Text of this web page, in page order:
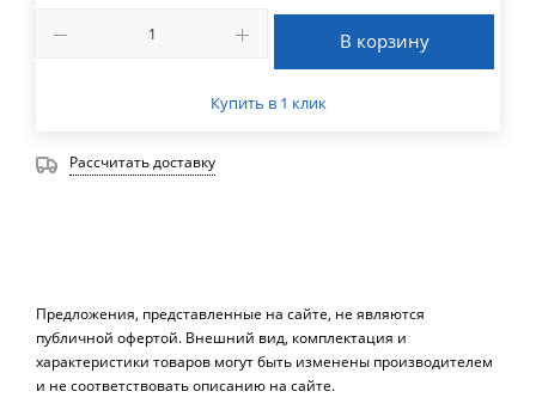
В корзину
Купить в 1 клик
Рассчитать доставку
Предложения, представленные на сайте, не являются
публичной офертой. Внешний вид, комплектация и
характеристики товаров могут быть изменены производителем
и не соответствовать описанию на сайте.